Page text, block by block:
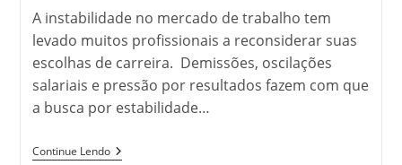
post:
A instabilidade no mercado de trabalho tem
levado muitos profissionais a reconsiderar suas
escolhas de carreira. Demissões, oscilações
salariais e pressão por resultados fazem com que
a busca por estabilidade…
Continue LendoConcursos